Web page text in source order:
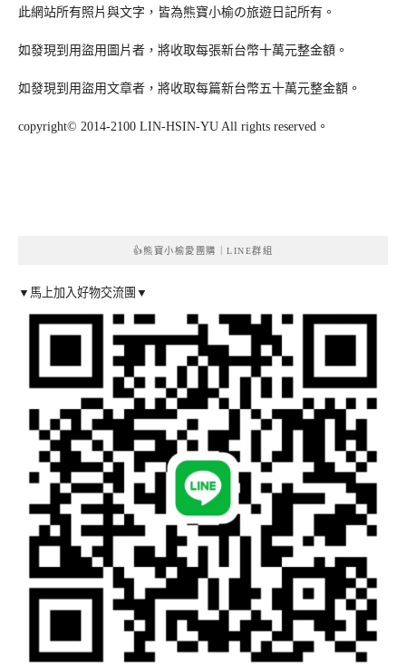
此網站所有照片與文字，皆為熊寶小榆の旅遊日記所有。
如發現到用盜用圖片者，將收取每張新台幣十萬元整金額。
如發現到用盜用文章者，將收取每篇新台幣五十萬元整金額。
copyright© 2014-2100 LIN-HSIN-YU All rights reserved。
👍熊寶小榆愛團購｜LINE群組
▼馬上加入好物交流團▼